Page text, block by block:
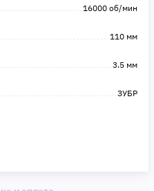
16000 об/мин
110 мм
3.5 мм
ЗУБР